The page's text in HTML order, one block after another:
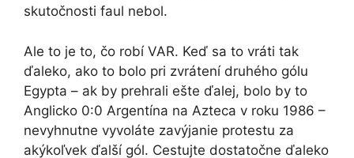
skutočnosti faul nebol.
Ale to je to, čo robí VAR. Keď sa to vráti tak
ďaleko, ako to bolo pri zvrátení druhého gólu
Egypta – ak by prehrali ešte ďalej, bolo by to
Anglicko 0:0 Argentína na Azteca v roku 1986 –
nevyhnutne vyvoláte zavýjanie protestu za
akýkoľvek ďalší gól. Cestujte dostatočne ďaleko